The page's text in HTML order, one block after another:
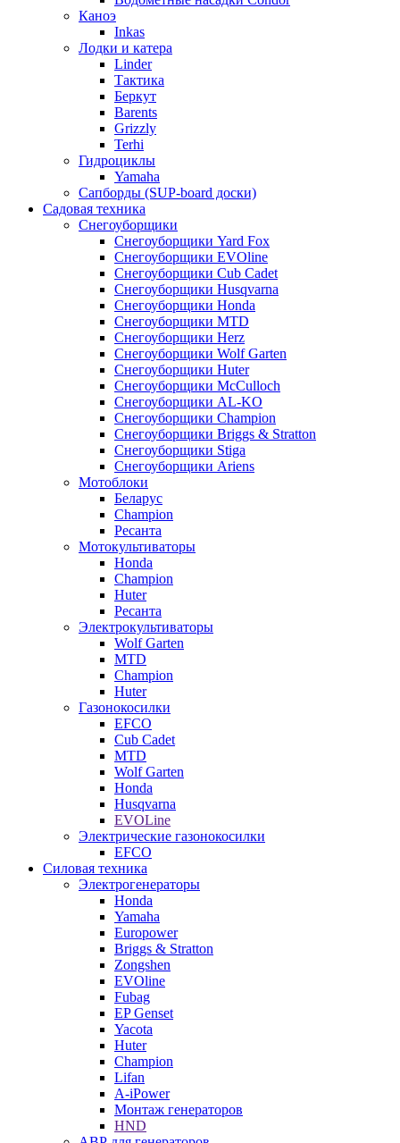
Каноэ
Inkas
Лодки и катера
Linder
Тактика
Беркут
Barents
Grizzly
Terhi
Гидроциклы
Yamaha
Сапборды (SUP-board доски)
Садовая техника
Снегоуборщики
Снегоуборщики Yard Fox
Снегоуборщики EVOline
Снегоуборщики Cub Cadet
Снегоуборщики Husqvarna
Снегоуборщики Honda
Снегоуборщики MTD
Снегоуборщики Herz
Снегоуборщики Wolf Garten
Снегоуборщики Huter
Снегоуборщики McCulloch
Снегоуборщики AL-KO
Снегоуборщики Champion
Снегоуборщики Briggs & Stratton
Снегоуборщики Stiga
Снегоуборщики Ariens
Мотоблоки
Беларус
Champion
Ресанта
Мотокультиваторы
Honda
Champion
Huter
Ресанта
Электрокультиваторы
Wolf Garten
MTD
Champion
Huter
Газонокосилки
EFCO
Cub Cadet
MTD
Wolf Garten
Honda
Husqvarna
EVOLine
Электрические газонокосилки
EFCO
Силовая техника
Электрогенераторы
Honda
Yamaha
Europower
Briggs & Stratton
Zongshen
EVOline
Fubag
EP Genset
Yacota
Huter
Champion
Lifan
A-iPower
Монтаж генераторов
HND